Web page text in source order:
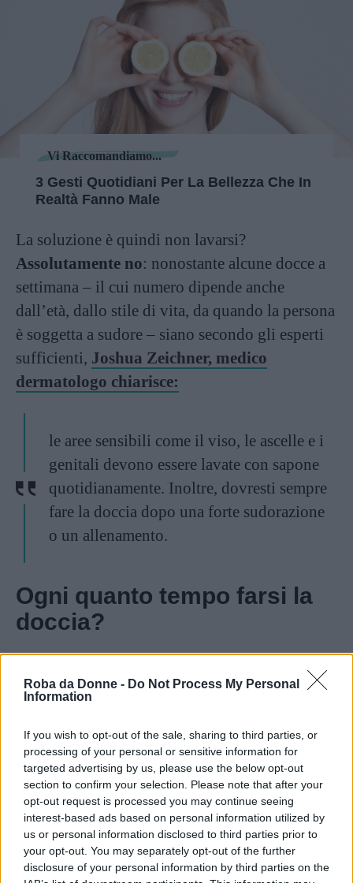
Roba da Donne - Do Not Process My Personal
Information
If you wish to opt-out of the sale, sharing to third parties, or
processing of your personal or sensitive information for
targeted advertising by us, please use the below opt-out
section to confirm your selection. Please note that after your
opt-out request is processed you may continue seeing
interest-based ads based on personal information utilized by
us or personal information disclosed to third parties prior to
your opt-out. You may separately opt-out of the further
disclosure of your personal information by third parties on the
Vi Raccomandiamo...
3 Gesti Quotidiani Per La Bellezza Che In
Realtà Fanno Male
La soluzione è quindi non lavarsi?
Assolutamente no: nonostante alcune docce a
settimana – il cui numero dipende anche
dall’età, dallo stile di vita, da quando la persona
è soggetta a sudore – siano secondo gli esperti
sufficienti, Joshua Zeichner, medico
dermatologo chiarisce:
le aree sensibili come il viso, le ascelle e i
genitali devono essere lavate con sapone
quotidianamente. Inoltre, dovresti sempre
fare la doccia dopo una forte sudorazione
o un allenamento.
Ogni quanto tempo farsi la
doccia?
Se farsi la doccia ogni giorno potrebbe quindi
essere troppo per la vostra pelle,fare una
una buona soluzione, dice ancora il
dermatologo, rinnovando però l’invito a lavare
le aree sensibili ogni giorno e le mani più volte
al giorno.
Continua a leggere dopo la pubblicità